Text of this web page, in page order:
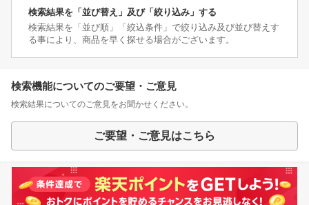
検索結果を「並び替え」及び「絞り込み」する
検索結果を「並び順」「絞込条件」で絞り込み及び並び替えす
る事により、商品を早く探せる場合がございます。
検索機能についてのご要望・ご意見
検索結果についてのご意見をお聞かせください。
ご要望・ご意見はこちら